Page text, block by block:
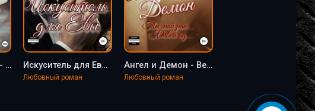
Холодное сердце - Вера Добрая Искуситель для Евы - Вера Добрая
Любовный роман
Ангел и Демон - Вера Добрая
Любовный роман